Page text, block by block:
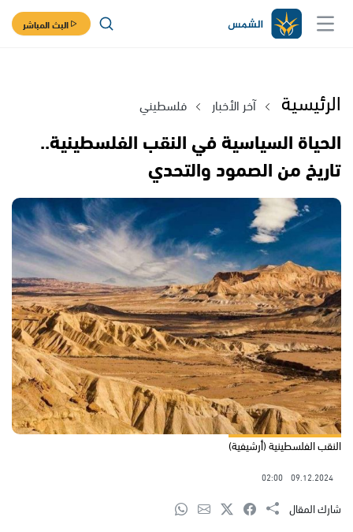
البث المباشر
الرئيسية آخر الأخبار فلسطيني
الحياة السياسية في النقب الفلسطينية..
تاريخ من الصمود والتحدي
النقب الفلسطينية (أرشيفية)
09.12.2024
02:00
شارك المقال